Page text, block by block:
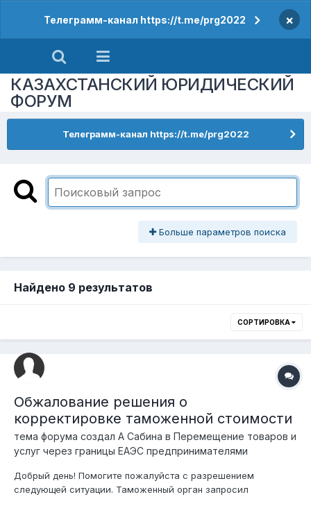
Телеграмм-канал https://t.me/prg2022 ×
КАЗАХСТАНСКИЙ ЮРИДИЧЕСКИЙ
ФОРУМ
Телеграмм-канал https://t.me/prg2022
Больше параметров поиска
Найдено 9 результатов
СОРТИРОВКА
Обжалование решения о
корректировке таможенной стоимости
тема форума создал А Сабина в Перемещение товаров и
услуг через границы ЕАЭС предпринимателями
Добрый день! Помогите пожалуйста с разрешением
следующей ситуации. Таможенный орган запросил